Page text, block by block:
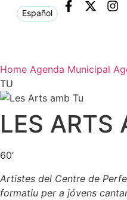
Español
Home Agenda Municipal
TU
LES ARTS
60’
Artistes del Centre de
formatiu per a jóvens